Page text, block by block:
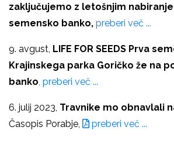
zaključujemo z letošnjim
semensko banko, preberi več ...
9. avgust, LIFE FOR SEEDS Prva
Krajinskega parka Goričko že na
banko, preberi več ...
6. julij 2023, Travnike mo obnavlali
Časopis Porabje,
preberi več ...